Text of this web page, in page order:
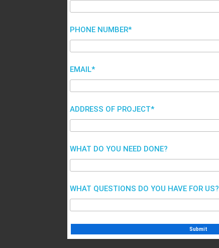
PHONE NUMBER*
EMAIL*
ADDRESS OF PROJECT*
WHAT DO YOU NEED DONE?
WHAT QUESTIONS DO YOU HAVE FOR US?